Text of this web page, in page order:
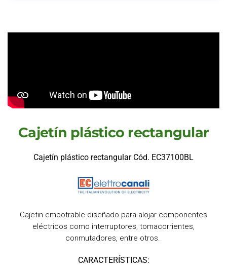
Cajetín plástico rectangular
Cajetín plástico rectangular Cód. EC37100BL
Cajetin empotrable diseñado para alojar componentes
eléctricos como interruptores, tomacorrientes,
conmutadores, entre otros.
CARACTERÍSTICAS: